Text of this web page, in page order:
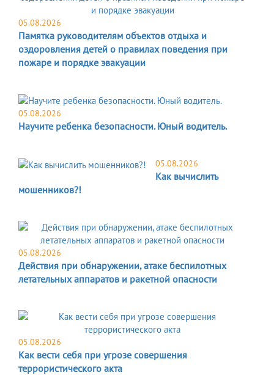
05.08.2026
Памятка руководителям объектов отдыха и
оздоровления детей о правилах поведения при
пожаре и порядке эвакуации
05.08.2026
Научите ребенка безопасности. Юный водитель.
05.08.2026
Как вычислить
мошенников?!
05.08.2026
Действия при обнаружении, атаке беспилотных
летательных аппаратов и ракетной опасности
05.08.2026
Как вести себя при угрозе совершения
террористического акта